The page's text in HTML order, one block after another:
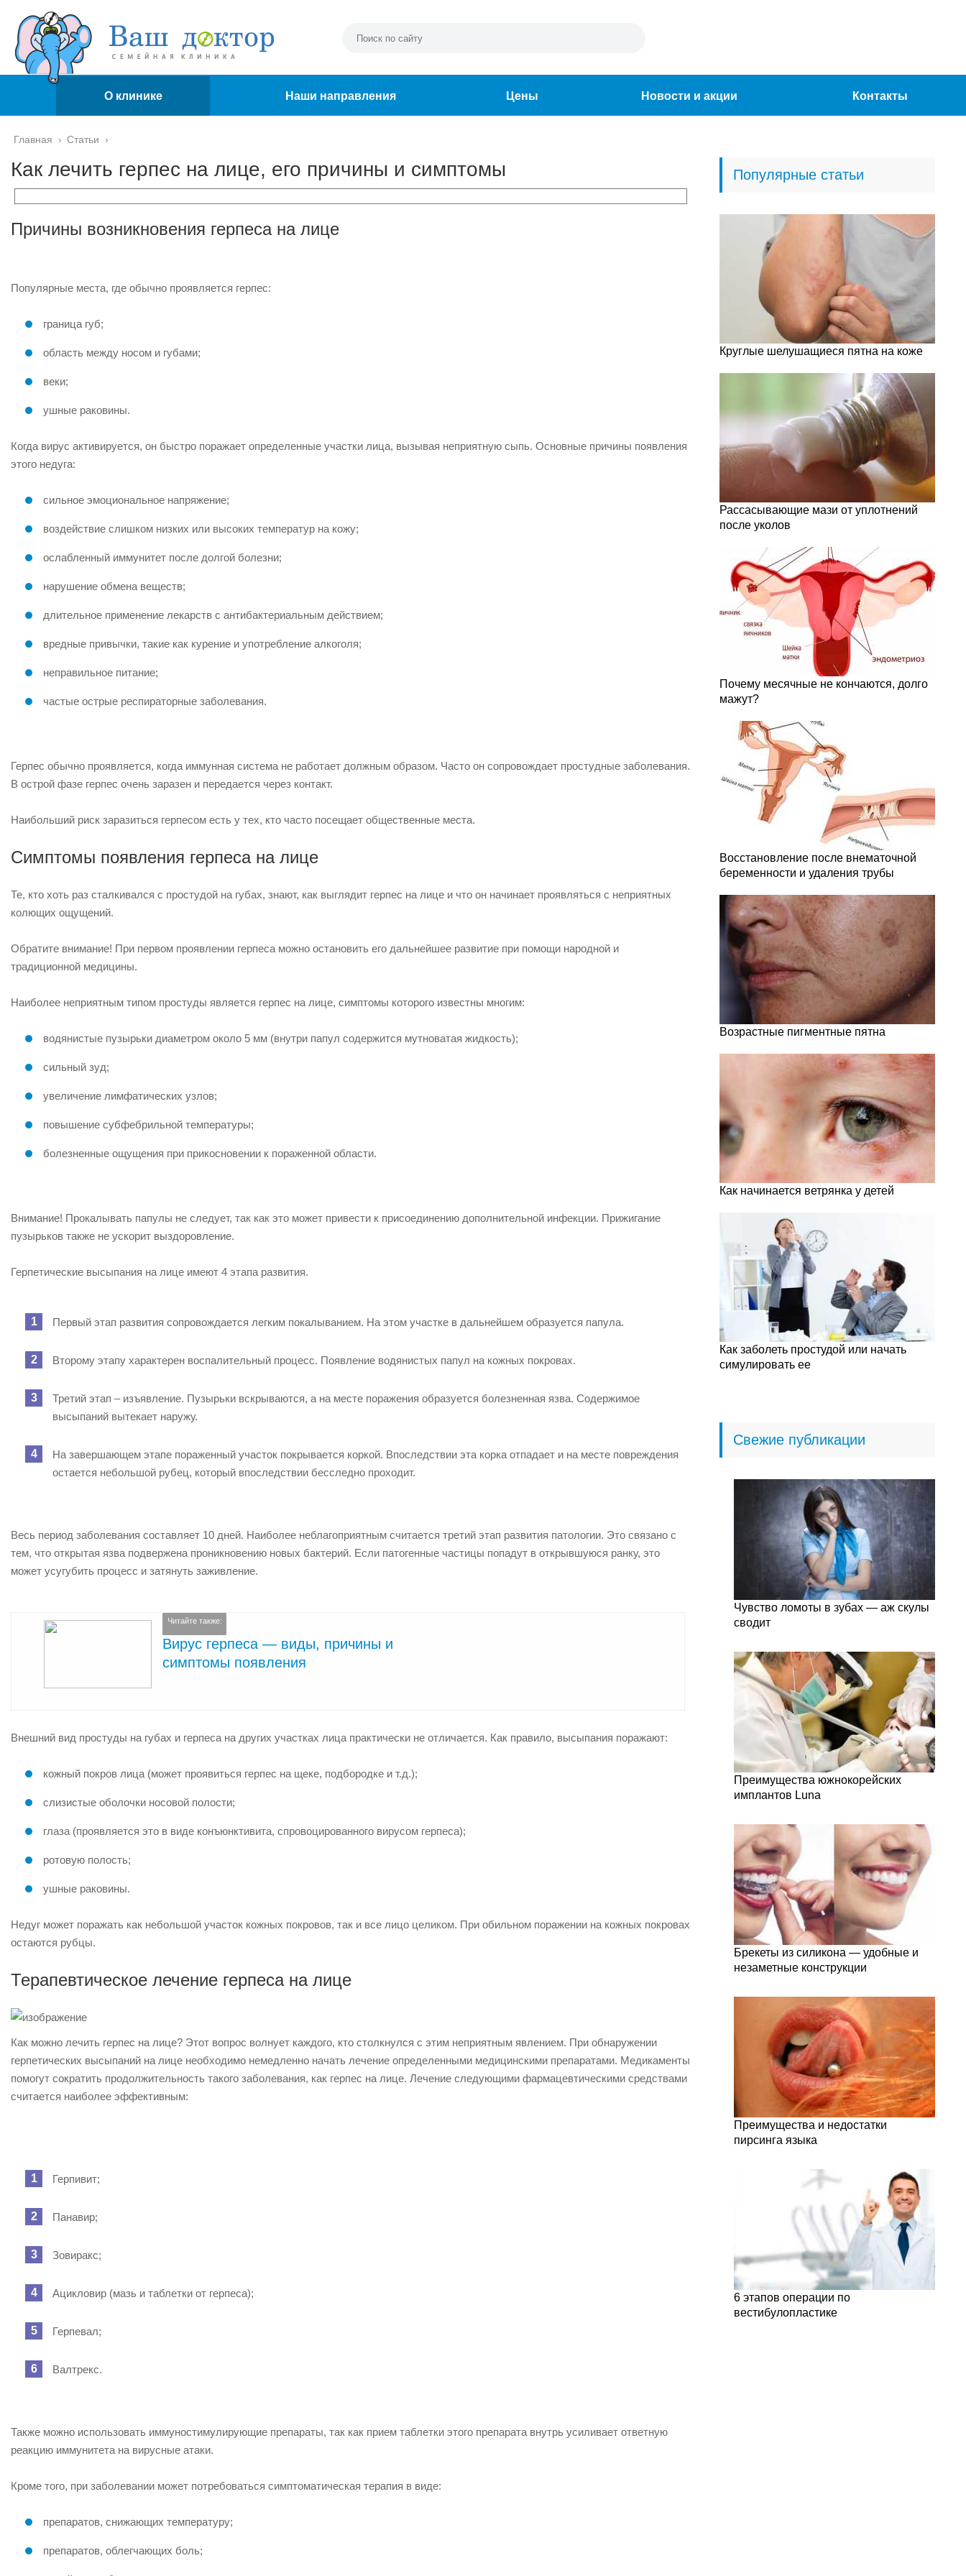
О клинике Наши направления Цены Новости и акции Контакты
Главная › Статьи ›
Как лечить герпес на лице, его причины и симптомы
Причины возникновения герпеса на лице
Популярные места, где обычно проявляется герпес:
граница губ;
область между носом и губами;
веки;
ушные раковины.
Когда вирус активируется, он быстро поражает определенные участки лица, вызывая неприятную сыпь. Основные причины появления
этого недуга:
сильное эмоциональное напряжение;
воздействие слишком низких или высоких температур на кожу;
ослабленный иммунитет после долгой болезни;
нарушение обмена веществ;
длительное применение лекарств с антибактериальным действием;
вредные привычки, такие как курение и употребление алкоголя;
неправильное питание;
частые острые респираторные заболевания.
Герпес обычно проявляется, когда иммунная система не работает должным образом. Часто он сопровождает простудные заболевания.
В острой фазе герпес очень заразен и передается через контакт.
Наибольший риск заразиться герпесом есть у тех, кто часто посещает общественные места.
Симптомы появления герпеса на лице
Те, кто хоть раз сталкивался с простудой на губах, знают, как выглядит герпес на лице и что он начинает проявляться с неприятных
колющих ощущений.
Обратите внимание! При первом проявлении герпеса можно остановить его дальнейшее развитие при помощи народной и
традиционной медицины.
Наиболее неприятным типом простуды является герпес на лице, симптомы которого известны многим:
водянистые пузырьки диаметром около 5 мм (внутри папул содержится мутноватая жидкость);
сильный зуд;
увеличение лимфатических узлов;
повышение субфебрильной температуры;
болезненные ощущения при прикосновении к пораженной области.
Внимание! Прокалывать папулы не следует, так как это может привести к присоединению дополнительной инфекции. Прижигание
пузырьков также не ускорит выздоровление.
Герпетические высыпания на лице имеют 4 этапа развития.
Первый этап развития сопровождается легким покалыванием. На этом участке в дальнейшем образуется папула.
Второму этапу характерен воспалительный процесс. Появление водянистых папул на кожных покровах.
Третий этап – изъявление. Пузырьки вскрываются, а на месте поражения образуется болезненная язва. Содержимое
высыпаний вытекает наружу.
На завершающем этапе пораженный участок покрывается коркой. Впоследствии эта корка отпадает и на месте повреждения
остается небольшой рубец, который впоследствии бесследно проходит.
Весь период заболевания составляет 10 дней. Наиболее неблагоприятным считается третий этап развития патологии. Это связано с
тем, что открытая язва подвержена проникновению новых бактерий. Если патогенные частицы попадут в открывшуюся ранку, это
может усугубить процесс и затянуть заживление.
Читайте также:
Вирус герпеса — виды, причины и
симптомы появления
Внешний вид простуды на губах и герпеса на других участках лица практически не отличается. Как правило, высыпания поражают:
кожный покров лица (может проявиться герпес на щеке, подбородке и т.д.);
слизистые оболочки носовой полости;
глаза (проявляется это в виде конъюнктивита, спровоцированного вирусом герпеса);
ротовую полость;
ушные раковины.
Недуг может поражать как небольшой участок кожных покровов, так и все лицо целиком. При обильном поражении на кожных покровах
остаются рубцы.
Терапевтическое лечение герпеса на лице
Как можно лечить герпес на лице? Этот вопрос волнует каждого, кто столкнулся с этим неприятным явлением. При обнаружении
герпетических высыпаний на лице необходимо немедленно начать лечение определенными медицинскими препаратами. Медикаменты
помогут сократить продолжительность такого заболевания, как герпес на лице. Лечение следующими фармацевтическими средствами
считается наиболее эффективным:
Герпивит;
Панавир;
Зовиракс;
Ацикловир (мазь и таблетки от герпеса);
Герпевал;
Валтрекс.
Также можно использовать иммуностимулирующие препараты, так как прием таблетки этого препарата внутрь усиливает ответную
реакцию иммунитета на вирусные атаки.
Кроме того, при заболевании может потребоваться симптоматическая терапия в виде:
препаратов, снижающих температуру;
препаратов, облегчающих боль;
Популярные статьи
Круглые шелушащиеся пятна на коже
Рассасывающие мази от уплотнений
после уколов
Почему месячные не кончаются, долго
мажут?
Восстановление после внематочной
беременности и удаления трубы
Возрастные пигментные пятна
Как начинается ветрянка у детей
Как заболеть простудой или начать
симулировать ее
Свежие публикации
Чувство ломоты в зубах — аж скулы
сводит
Преимущества южнокорейских
имплантов Luna
Брекеты из силикона — удобные и
незаметные конструкции
Преимущества и недостатки
пирсинга языка
6 этапов операции по
вестибулопластике